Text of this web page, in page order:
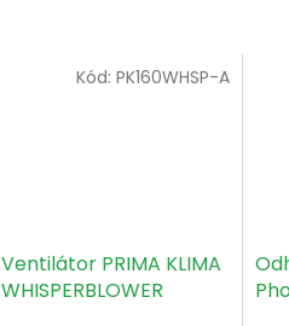
Ventilátor PRIMA KLIMA
WHISPERBLOWER
Kód:PK160WHSP-A